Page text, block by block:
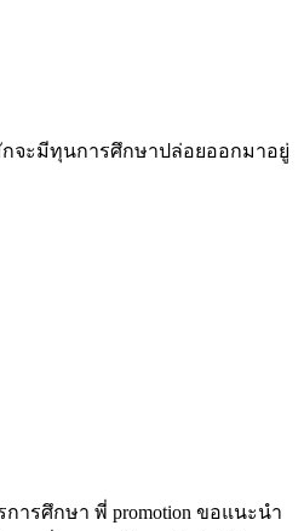
จะมีทุนการศึกษาปล่อยออกมาอยู่
ศึกษา พี่ promotion ขอแนะนำ